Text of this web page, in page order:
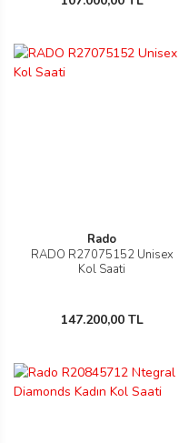
Rado
RADO R27075152 Unisex
Kol Saati
147.200,00 TL